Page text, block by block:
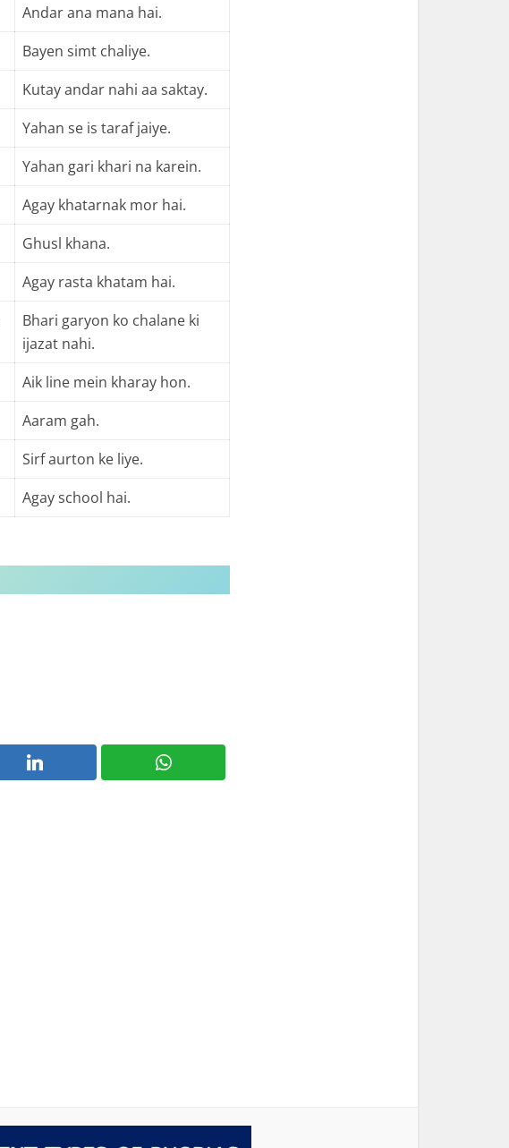
Andar ana mana hai.
Bayen simt chaliye.
Kutay andar nahi aa saktay.
Yahan se is taraf jaiye.
Yahan gari khari na karein.
Agay khatarnak mor hai.
Ghusl khana.
Agay rasta khatam hai.
Bhari garyon ko chalane ki
ijazat nahi.
Aik line mein kharay hon.
Aaram gah.
Sirf aurton ke liye.
Agay school hai.